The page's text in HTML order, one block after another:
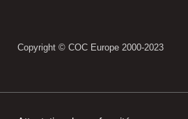
Copyright © COC Europe 2000-2023